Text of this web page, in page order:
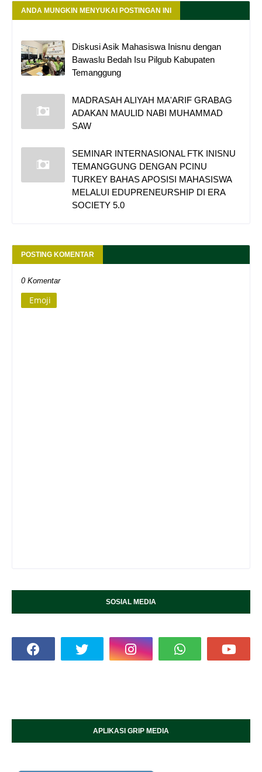
ANDA MUNGKIN MENYUKAI POSTINGAN INI
Diskusi Asik Mahasiswa Inisnu dengan
Bawaslu Bedah Isu Pilgub Kabupaten
Temanggung
MADRASAH ALIYAH MA'ARIF GRABAG
ADAKAN MAULID NABI MUHAMMAD
SAW
SEMINAR INTERNASIONAL FTK INISNU
TEMANGGUNG DENGAN PCINU
TURKEY BAHAS APOSISI MAHASISWA
MELALUI EDUPRENEURSHIP DI ERA
SOCIETY 5.0
POSTING KOMENTAR
0 Komentar
Emoji
SOSIAL MEDIA
APLIKASI GRIP MEDIA